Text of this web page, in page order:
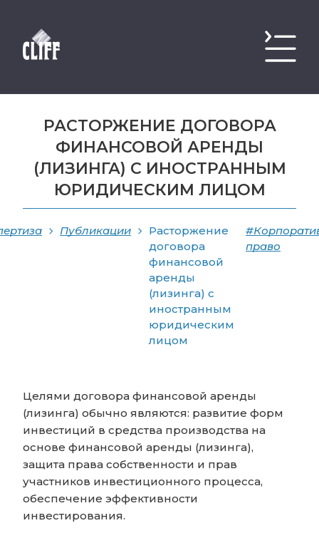
РАСТОРЖЕНИЕ ДОГОВОРА
ФИНАНСОВОЙ АРЕНДЫ
(ЛИЗИНГА) С ИНОСТРАННЫМ
ЮРИДИЧЕСКИМ ЛИЦОМ
Публикации
Расторжение
договора
финансовой
аренды
(лизинга) с
иностранным
юридическим
лицом
право
Целями договора финансовой аренды
(лизинга) обычно являются: развитие форм
инвестиций в средства производства на
основе финансовой аренды (лизинга),
защита права собственности и прав
участников инвестиционного процесса,
обеспечение эффективности
инвестирования.